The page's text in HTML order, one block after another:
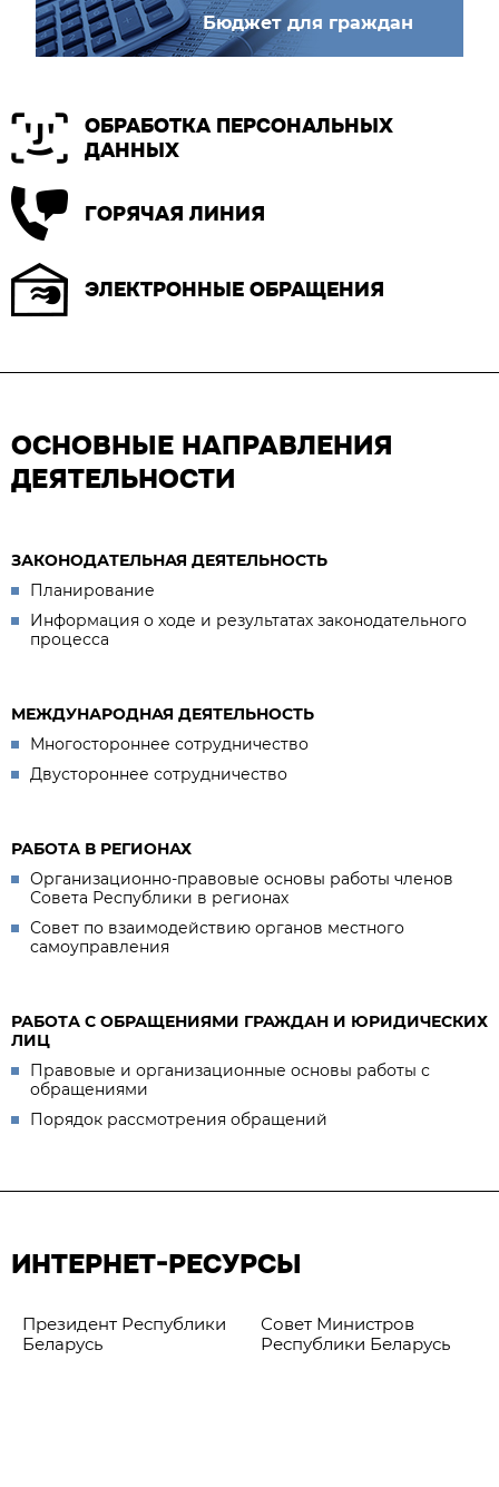
Бюджет для граждан
ОБРАБОТКА ПЕРСОНАЛЬНЫХ
ДАННЫХ
ГОРЯЧАЯ ЛИНИЯ
ЭЛЕКТРОННЫЕ ОБРАЩЕНИЯ
ОСНОВНЫЕ НАПРАВЛЕНИЯ
ДЕЯТЕЛЬНОСТИ
ЗАКОНОДАТЕЛЬНАЯ ДЕЯТЕЛЬНОСТЬ
Планирование
Информация о ходе и результатах законодательного
процесса
МЕЖДУНАРОДНАЯ ДЕЯТЕЛЬНОСТЬ
Многостороннее сотрудничество
Двустороннее сотрудничество
РАБОТА В РЕГИОНАХ
Организационно-правовые основы работы членов
Совета Республики в регионах
Совет по взаимодействию органов местного
самоуправления
РАБОТА С ОБРАЩЕНИЯМИ ГРАЖДАН И ЮРИДИЧЕСКИХ
ЛИЦ
Правовые и организационные основы работы с
обращениями
Порядок рассмотрения обращений
ИНТЕРНЕТ-РЕСУРСЫ
Президент Республики
Беларусь
Совет Министров
Республики Беларусь